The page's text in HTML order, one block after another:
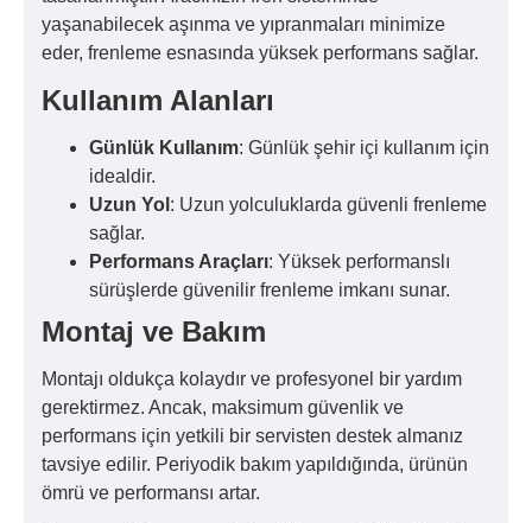
yaşanabilecek aşınma ve yıpranmaları minimize
eder, frenleme esnasında yüksek performans sağlar.
Kullanım Alanları
Günlük Kullanım: Günlük şehir içi kullanım için
idealdir.
Uzun Yol : Uzun yolculuklarda güvenli frenleme
sağlar.
Performans Araçları: Yüksek performanslı
sürüşlerde güvenilir frenleme imkanı sunar.
Montaj ve Bakım
Montajı oldukça kolaydır ve profesyonel bir yardım
gerektirmez. Ancak, maksimum güvenlik ve
performans için yetkili bir servisten destek almanız
tavsiye edilir. Periyodik bakım yapıldığında, ürünün
ömrü ve performansı artar.